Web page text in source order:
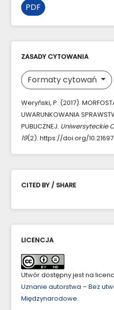
PDF
ZASADY CYTOWANIA
Formaty cytowań
Weryński, P. (2017).
UWARUNKOWANIA
PUBLICZNEJ. Uniwersyteckie
19(2). https://doi.org/
CITED BY / SHARE
LICENCJA
Utwór dostępny jest na
Uznanie autorstwa – Bez
Międzynarodowe.